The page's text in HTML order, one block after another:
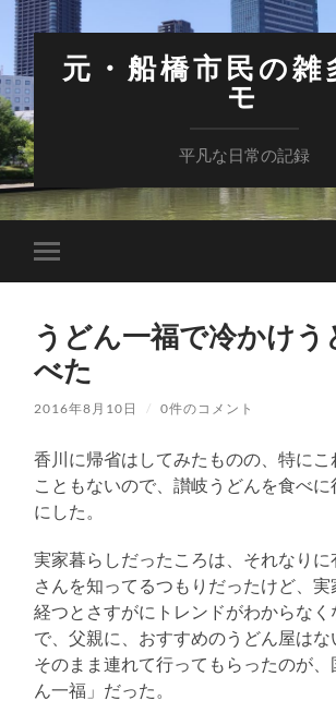
元・船橋市民の雑
モ
平凡な日常の記録
モ
バ
メ
ニ
ュ
ー
を
替
え
る
うどん一福で冷かけう
べた
2016年8月10日 / 0件のコメント
香川に帰省はしてみたものの、特にこ
こともないので、讃岐うどんを食べに
にした。
実家暮らしだったころは、それなりに
さんを知ってるつもりだったけど、実
経つとさすがにトレンドがわからな
で、父親に、おすすめのうどん屋はな
そのまま連れて行ってもらったのが
ん一福」だった。